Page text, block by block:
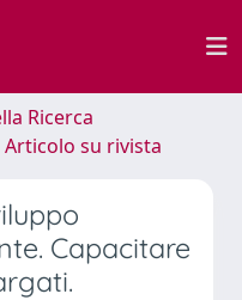
Ricerca
Articolo su rivista
Capacitare